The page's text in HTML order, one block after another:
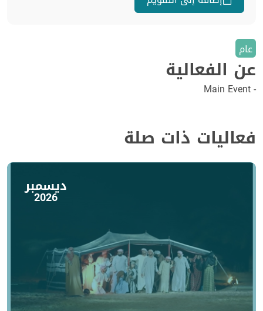
عام
عن الفعالية
- Main Event
فعاليات ذات صلة
ديسمبر
2026